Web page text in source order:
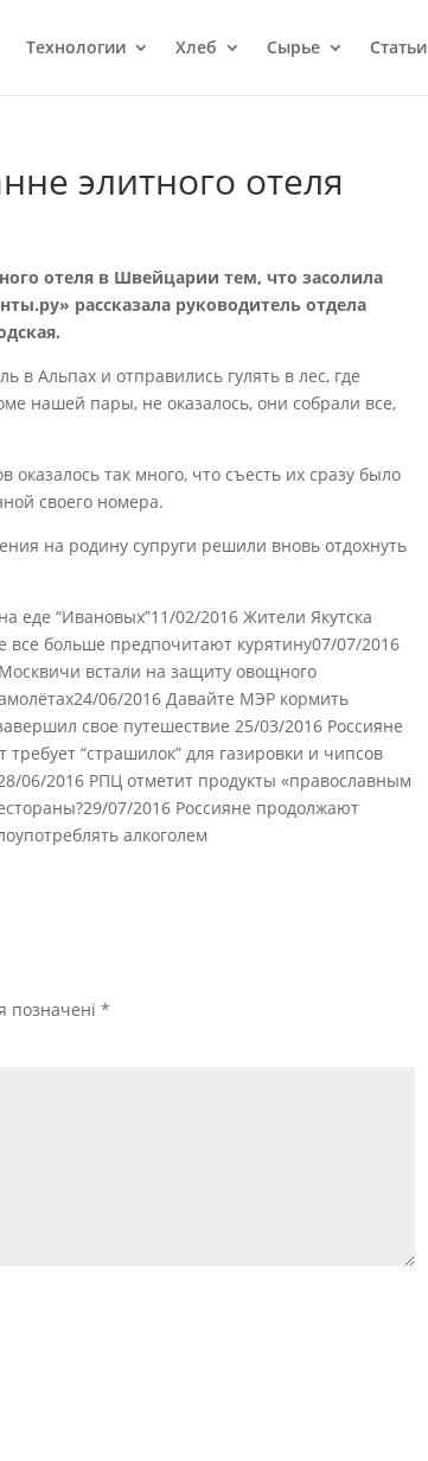
Технологии Хлеб Сырье Статьи
элитного отеля
отеля в Швейцарии тем, что засолила
рассказала руководитель отдела
в Альпах и отправились гулять в лес, где
нашей пары, не оказалось, они собрали все,
так много, что съесть их сразу было
своего номера.
на родину супруги решили вновь отдохнуть
еде “Ивановых”11/02/2016 Жители Якутска
больше предпочитают курятину07/07/2016
встали на защиту овощного
06/2016 Давайте МЭР кормить
свое путешествие 25/03/2016 Россияне
“страшилок” для газировки и чипсов
06/2016 РПЦ отметит продукты «православным
07/2016 Россияне продолжают
алкоголем
позначені*